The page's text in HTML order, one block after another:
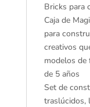
Exhibir,
Niñas
Bricks para
Caja de
para
creativos
modelos de
de 5 años
Set de
traslúcidos,